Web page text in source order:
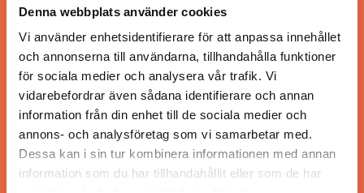
Denna webbplats använder cookies
Vi använder enhetsidentifierare för att anpassa innehållet
och annonserna till användarna, tillhandahålla funktioner
för sociala medier och analysera vår trafik. Vi
vidarebefordrar även sådana identifierare och annan
information från din enhet till de sociala medier och
annons- och analysföretag som vi samarbetar med.
Dessa kan i sin tur kombinera informationen med annan
information som du har tillhandahållit eller som de har
Tidningen ges ut avVisita
ANSVARIG UTGIVARE
Jonas Siljhammar
UPPHOVSRÄTT